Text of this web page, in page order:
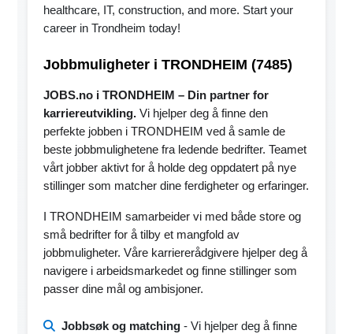
healthcare, IT, construction, and more. Start your
career in Trondheim today!
Jobbmuligheter i TRONDHEIM (7485)
JOBS.no i TRONDHEIM – Din partner for
karriereutvikling. Vi hjelper deg å finne den
perfekte jobben i TRONDHEIM ved å samle de
beste jobbmulighetene fra ledende bedrifter. Teamet
vårt jobber aktivt for å holde deg oppdatert på nye
stillinger som matcher dine ferdigheter og erfaringer.
I TRONDHEIM samarbeider vi med både store og
små bedrifter for å tilby et mangfold av
jobbmuligheter. Våre karriererådgivere hjelper deg å
navigere i arbeidsmarkedet og finne stillinger som
passer dine mål og ambisjoner.
Jobbsøk og matching - Vi hjelper deg å finne